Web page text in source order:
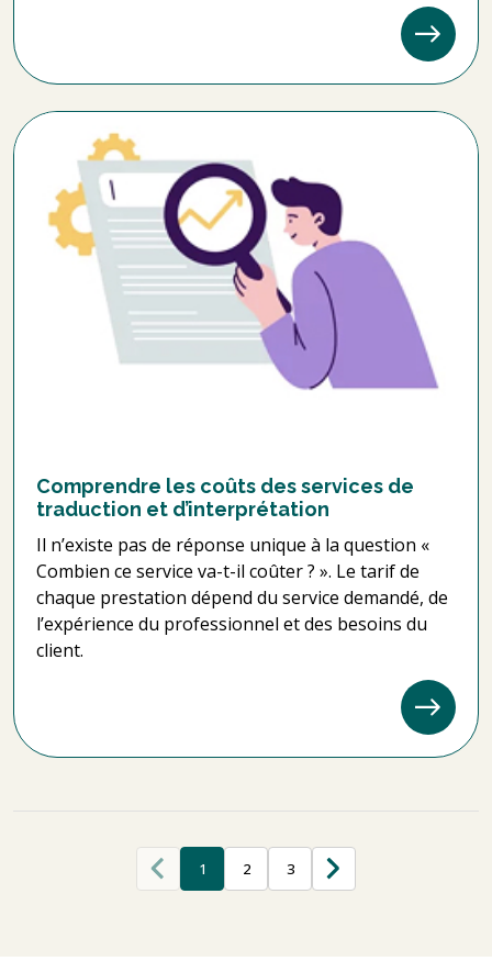
Comprendre les coûts des services de
traduction et d’interprétation
Il n’existe pas de réponse unique à la question «
Combien ce service va-t-il coûter ? ». Le tarif de
chaque prestation dépend du service demandé, de
l’expérience du professionnel et des besoins du
client.
1 2 3